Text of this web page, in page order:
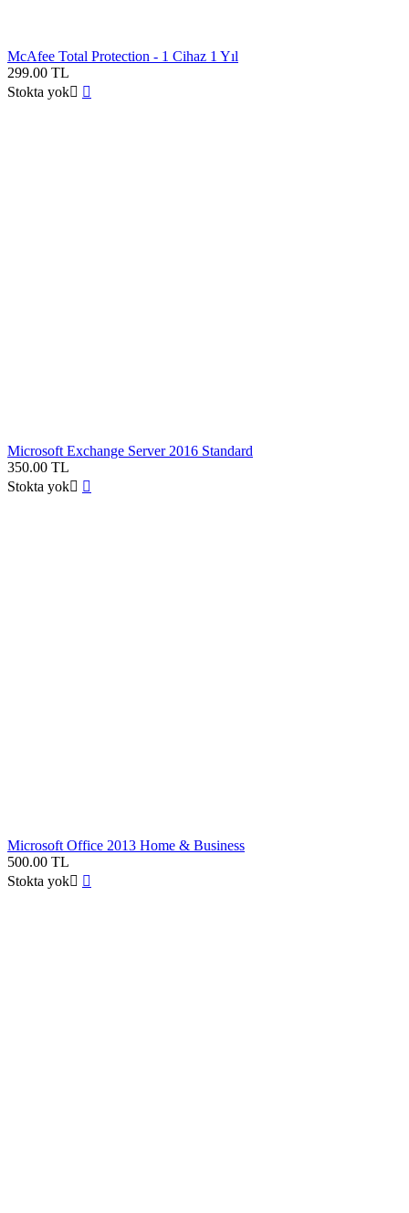
McAfee Total Protection - 1 Cihaz 1 Yıl
299.00 TL
Stokta yok 
Microsoft Exchange Server 2016 Standard
350.00 TL
Stokta yok 
Microsoft Office 2013 Home & Business
500.00 TL
Stokta yok 